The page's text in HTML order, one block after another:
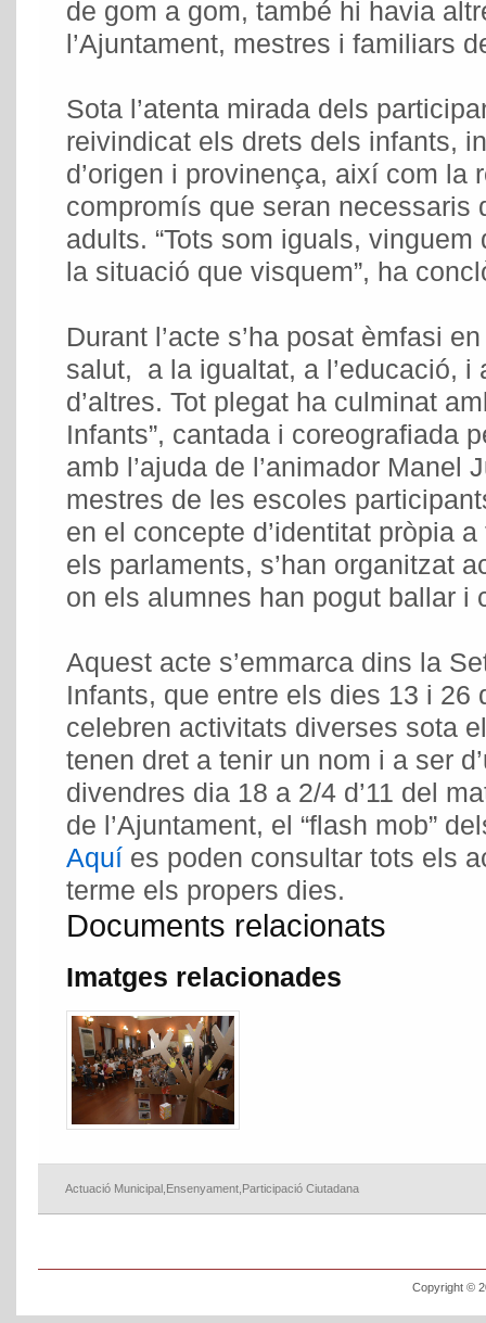
de gom a gom, també hi havia
l’Ajuntament, mestres i familiars
Sota l’atenta mirada dels
reivindicat els drets dels infants,
d’origen i provinença, així com la
compromís que seran necessaris
adults. “Tots som iguals, vinguem
la situació que visquem”, ha
Durant l’acte s’ha posat èmfasi
salut, a la igualtat, a l’educació, i
d’altres. Tot plegat ha culminat
Infants”, cantada i coreografiada
amb l’ajuda de l’animador Manel
mestres de les escoles
en el concepte d’identitat pròpia
els parlaments, s’han organitzat
on els alumnes han pogut ballar i
Aquest acte s’emmarca dins la
Infants, que entre els dies 13 i 26
celebren activitats diverses sota
tenen dret a tenir un nom i a ser
divendres dia 18 a 2/4 d’11 del
de l’Ajuntament, el “flash mob”
Aquí es poden consultar tots els
terme els propers dies.
Documents relacionats
Imatges relacionades
Actuació Municipal Ensenyament Participació Ciutadana
Copyright ©